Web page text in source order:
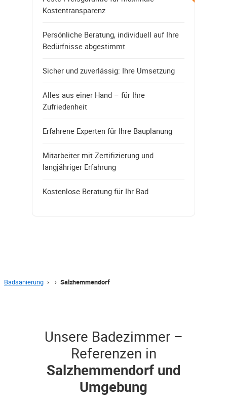
Kostentransparenz
Persönliche Beratung, individuell auf Ihre
Bedürfnisse abgestimmt
Sicher und zuverlässig: Ihre Umsetzung
Alles aus einer Hand – für Ihre
Zufriedenheit
Erfahrene Experten für Ihre Bauplanung
Mitarbeiter mit Zertifizierung und
langjähriger Erfahrung
Kostenlose Beratung für Ihr Bad
Badsanierung › › Salzhemmendorf
Unsere Badezimmer –
Referenzen in
Salzhemmendorf und
Umgebung